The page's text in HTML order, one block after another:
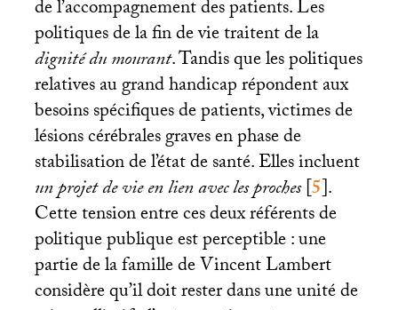
de l’accompagnement des patients. Les
politiques de la fin de vie traitent de la
dignité du mourant. Tandis que les politiques
relatives au grand handicap répondent aux
besoins spécifiques de patients, victimes de
lésions cérébrales graves en phase de
stabilisation de l’état de santé. Elles incluent
un projet de vie en lien avec les proches[5].
Cette tension entre ces deux référents de
politique publique est perceptible : une
partie de la famille de Vincent Lambert
considère qu’il doit rester dans une unité de